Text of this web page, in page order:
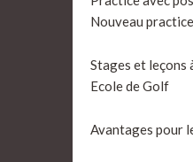
Nouveau
Stages et leçons
Ecole de Golf
Avantages pour